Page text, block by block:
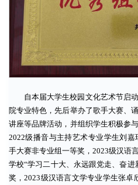
自本届大学生校园文化艺术节启
院专业特色，先后举办了歌手大赛、
讲座等品牌活动，并组织学生积极参
2022级播音与主持艺术专业学生刘
手大赛非专业组一等奖，2023级汉语
学校“学习二十大、永远跟党走、奋
奖，2023级汉语言文学专业学生张卓